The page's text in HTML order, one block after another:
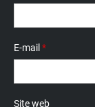
E-mail *
Site web